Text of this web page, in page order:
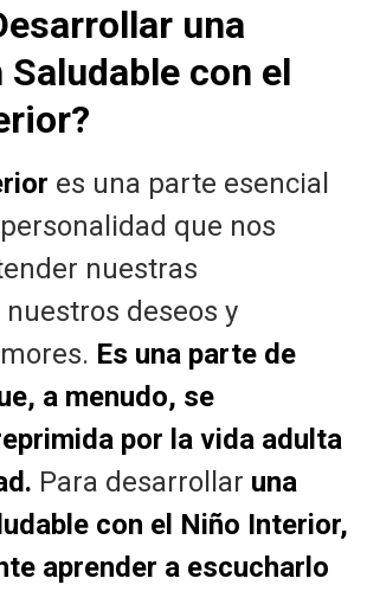
una
Saludable con el
es una parte esencial
que nos
nuestras
deseos y
Es una parte de
a menudo, se
por la vida adulta
Para desarrollar una
con el Niño Interior,
aprender a escucharlo